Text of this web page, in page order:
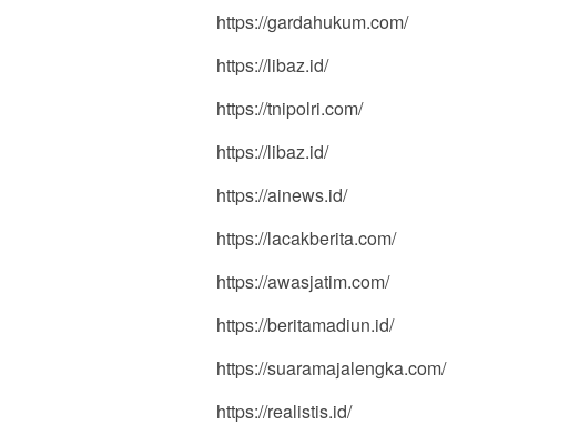
https://gardahukum.com/
https://libaz.id/
https://tnipolri.com/
https://libaz.id/
https://ainews.id/
https://lacakberita.com/
https://awasjatim.com/
https://beritamadiun.id/
https://suaramajalengka.com/
https://realistis.id/